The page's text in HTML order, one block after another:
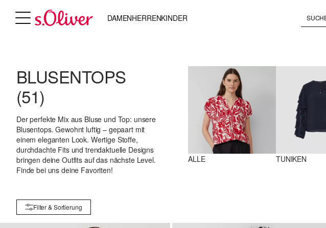
DAMENHERRENKINDER
BLUSENTOPS
(51)
Der perfekte Mix aus Bluse und Top: unsere
Blusentops. Gewohnt luftig – gepaart mit
einem eleganten Look. Wertige Stoffe,
durchdachte Fits und trendaktuelle Designs
bringen deine Outfits auf das nächste Level.
Finde bei uns deine Favoriten!
ALLE TUNIKEN
Filter & Sortierung